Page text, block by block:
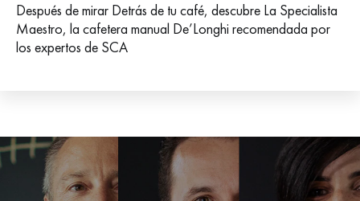
Después de mirar Detrás de tu café, descubre La Specialista
Maestro, la cafetera manual De’Longhi recomendada por
los expertos de SCA